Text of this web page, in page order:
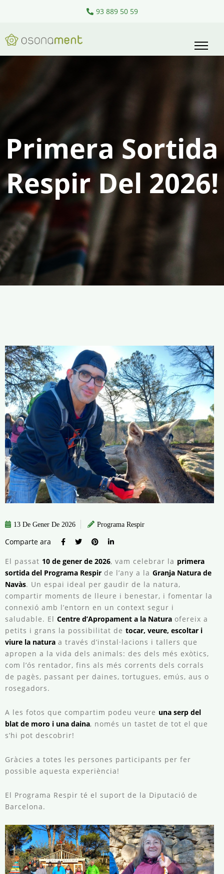
93 889 50 59
Primera Sortida
Respir Del 2026!
13 De Gener De 2026 Programa Respir
Comparte ara
El passat 10 de gener de 2026, vam celebrar la primera
sortida del Programa Respir de l’any a la Granja Natura de
Navàs. Un espai ideal per gaudir de la natura,
compartir moments de lleure i benestar, i fomentar la
connexió amb l’entorn en un context segur i
saludable. El Centre d’Apropament a la Natura ofereix a
petits i grans la possibilitat de tocar, veure, escoltar i
viure la natura a través d’instal·lacions i tallers que
apropen a la vida dels animals: des dels més exòtics,
com l’ós rentador, fins als més corrents dels corrals
de pagès, passant per daines, tortugues, emús, aus o
rosegadors.
A les fotos que compartim podeu veure una serp del
blat de moro i una daina, només un tastet de tot el que
s’hi pot descobrir!
Gràcies a totes les persones participants per fer
possible aquesta experiència!
El Programa Respir té el suport de la Diputació de
Barcelona.